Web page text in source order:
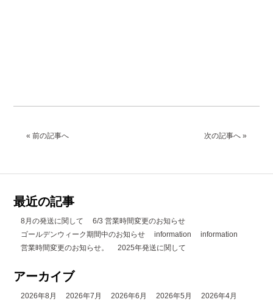
次の記事へ »
« 前の記事へ
最近の記事
8月の発送に関して
6/3 営業時間変更のお知らせ
ゴールデンウィーク期間中のお知らせ
information
information
営業時間変更のお知らせ。
2025年発送に関して
アーカイブ
2026年8月 2026年7月 2026年6月 2026年5月
2026年4月